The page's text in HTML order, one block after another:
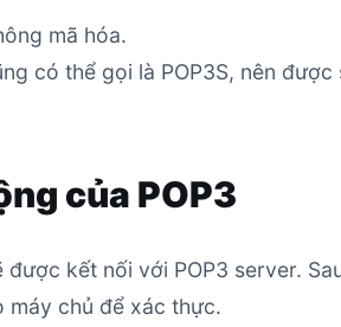
mã hóa.
có thể gọi là POP3S, nên
của POP3
kết nối với POP3 server.
máy chủ để xác thực.